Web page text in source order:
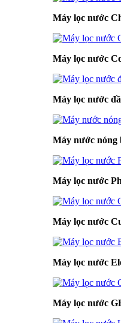
Máy lọc nước
Máy lọc nước
Máy lọc nước
Máy nước nóng
Máy lọc nước
Máy lọc nước
Máy lọc nước
Máy lọc nước